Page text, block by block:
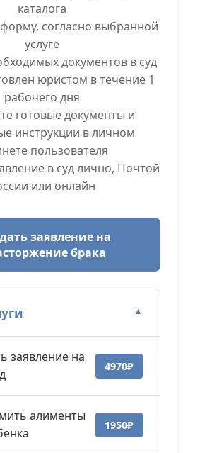
каталога
согласно выбранной
услуге
документов в суд
юристом в течение 1
рабочего дня
готовые документы и
инструкции в личном
пользователя
в суд лично, Почтой
или онлайн
заявление на
брака
▼
заявление на
4970₽
алименты
1950₽